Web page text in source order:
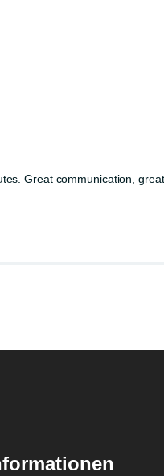
Great communication, great